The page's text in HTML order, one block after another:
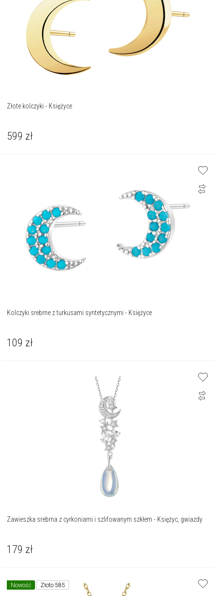
Złote kolczyki - Księżyce
599 zł
Kolczyki srebrne z turkusami syntetycznymi - Księżyce
109 zł
Zawieszka srebrna z cyrkoniami i szlifowanym szkłem - Księżyc, gwiazdy
179 zł
Nowość Złoto 585